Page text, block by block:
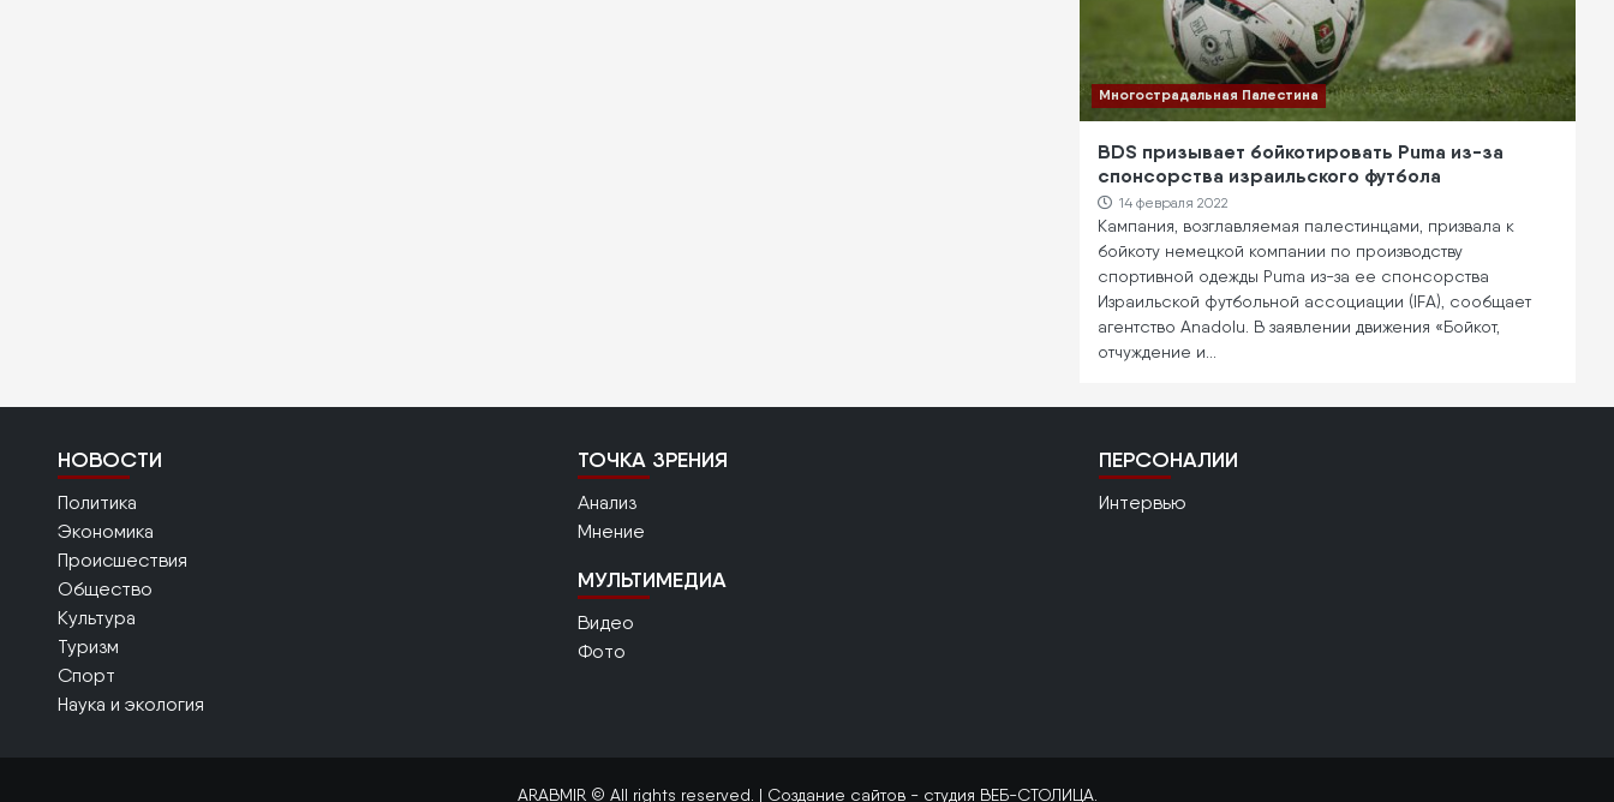
Многострадальная Палестина
BDS призывает бойкотировать Puma из-за
спонсорства израильского футбола
14 февраля 2022
Кампания, возглавляемая палестинцами, призвала к
бойкоту немецкой компании по производству
спортивной одежды Puma из-за ее спонсорства
Израильской футбольной ассоциации (IFA), сообщает
агентство Anadolu. В заявлении движения «Бойкот,
отчуждение и…
НОВОСТИ
Политика
Экономика
Происшествия
Общество
Культура
Туризм
Спорт
Наука и экология
ТОЧКА ЗРЕНИЯ
Анализ
Мнение
МУЛЬТИМЕДИА
Видео
Фото
ПЕРСОНАЛИИ
Интервью
ARABMIR © All rights reserved. | Создание сайтов- студия ВЕБ-СТОЛИЦА.